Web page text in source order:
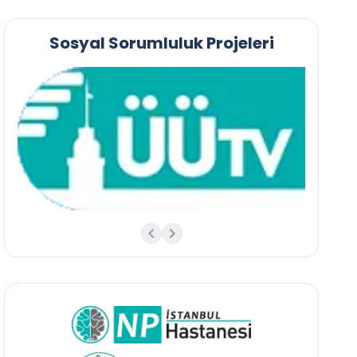
Sosyal Sorumluluk Projeleri